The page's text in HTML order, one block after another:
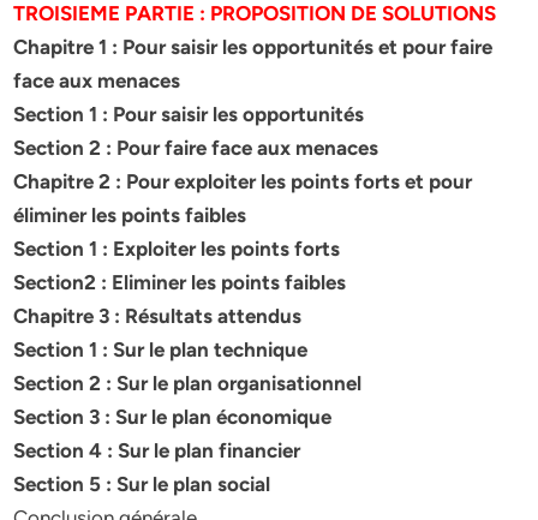
TROISIEME PARTIE : PROPOSITION DE SOLUTIONS
Chapitre 1 : Pour saisir les opportunités et pour faire
face aux menaces
Section 1 : Pour saisir les opportunités
Section 2 : Pour faire face aux menaces
Chapitre 2 : Pour exploiter les points forts et pour
éliminer les points faibles
Section 1 : Exploiter les points forts
Section2 : Eliminer les points faibles
Chapitre 3 : Résultats attendus
Section 1 : Sur le plan technique
Section 2 : Sur le plan organisationnel
Section 3 : Sur le plan économique
Section 4 : Sur le plan financier
Section 5 : Sur le plan social